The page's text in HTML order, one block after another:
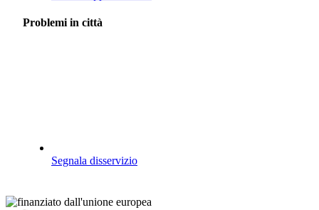
Problemi in città
Segnala disservizio